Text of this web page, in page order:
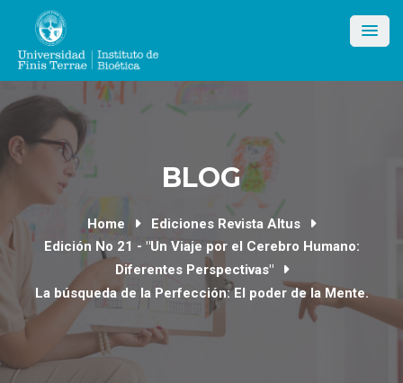
content
BLOG
Home
Ediciones Revista Altus
Edición No 21 - "Un Viaje por el Cerebro Humano:
Diferentes Perspectivas"
La búsqueda de la Perfección: El poder de la Mente.